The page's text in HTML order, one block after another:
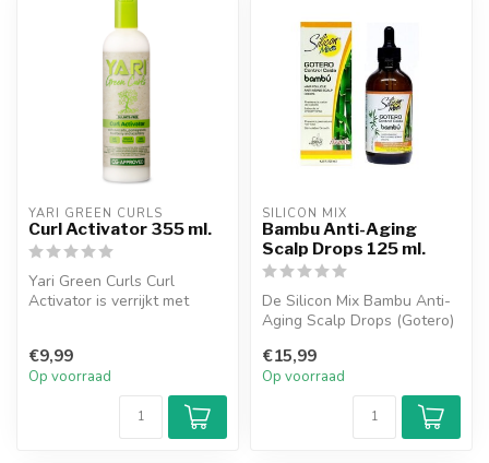
YARI GREEN CURLS
Curl Activator 355 ml.
Yari Green Curls Curl
Activator is verrijkt met
€9,99
Op voorraad
SILICON MIX
Bambu Anti-Aging
Scalp Drops 125 ml.
De Silicon Mix Bambu Anti-
Aging Scalp Drops (Gotero)
om...
€15,99
Op voorraad